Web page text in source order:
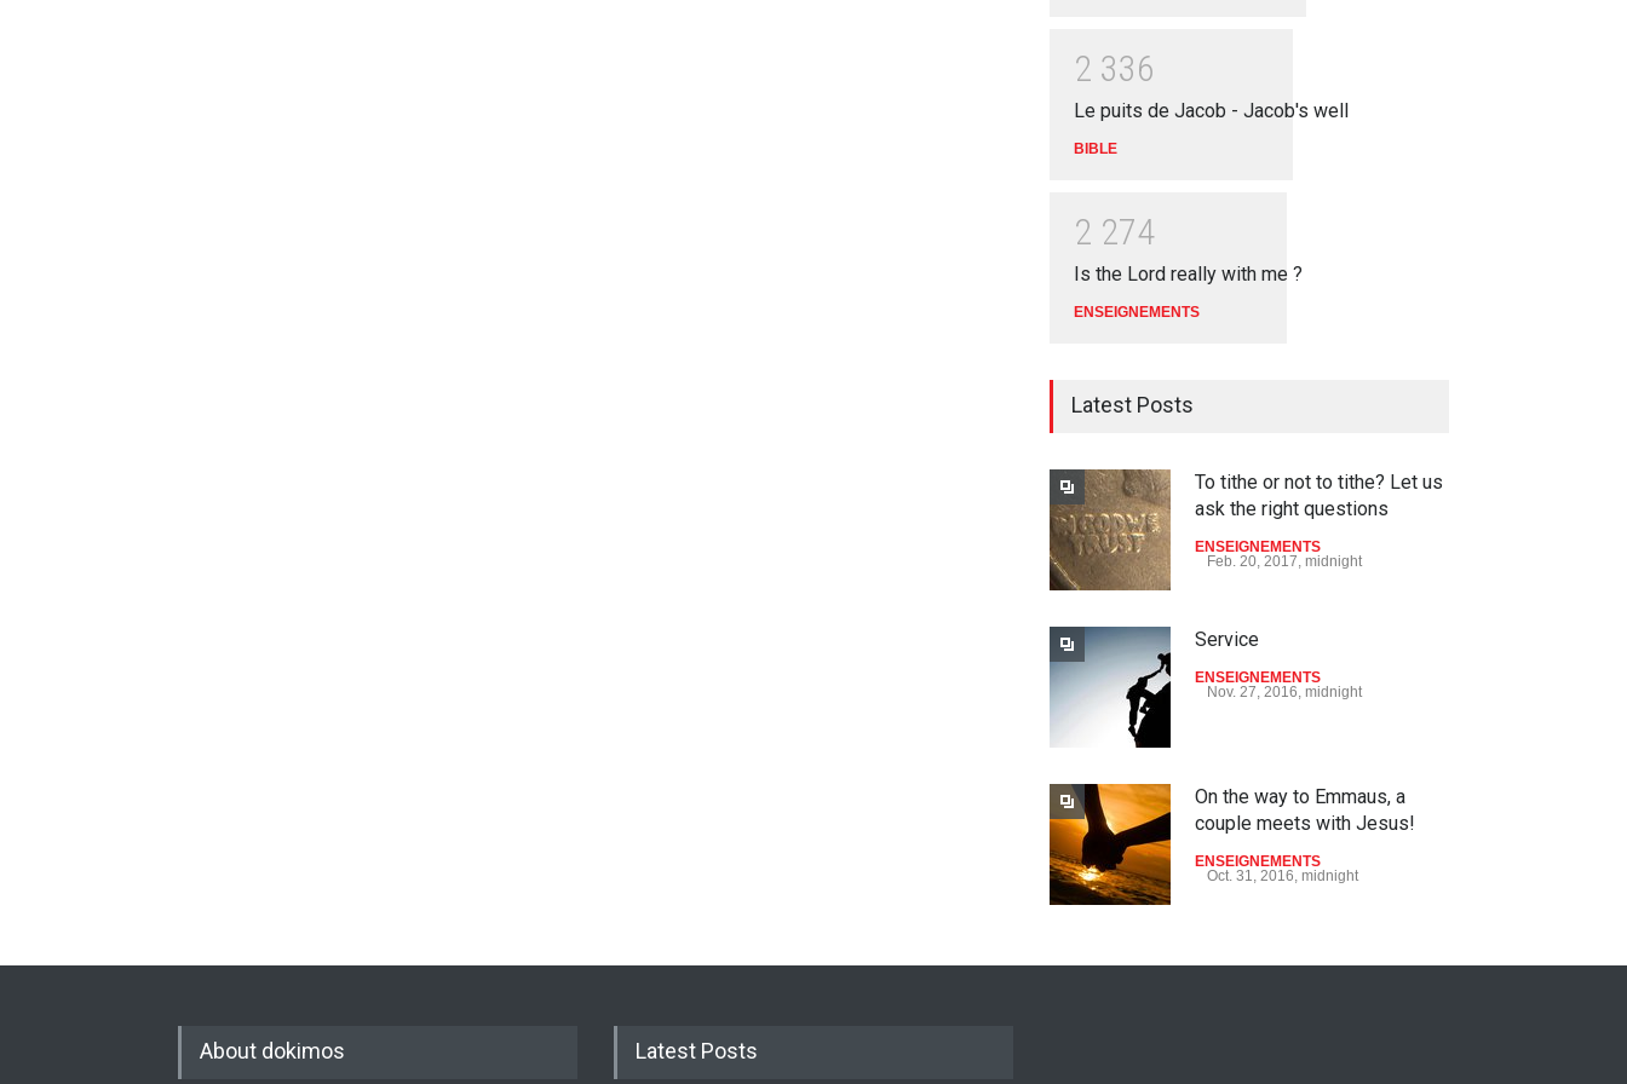
2 336
Le puits de Jacob - Jacob's well
BIBLE
2 274
Is the Lord really with me ?
ENSEIGNEMENTS
Latest Posts
To tithe or not to tithe? Let us
ask the right questions
ENSEIGNEMENTS
Feb. 20, 2017, midnight
Service
ENSEIGNEMENTS
Nov. 27, 2016, midnight
On the way to Emmaus, a
couple meets with Jesus!
ENSEIGNEMENTS
Oct. 31, 2016, midnight
About dokimos Latest Posts